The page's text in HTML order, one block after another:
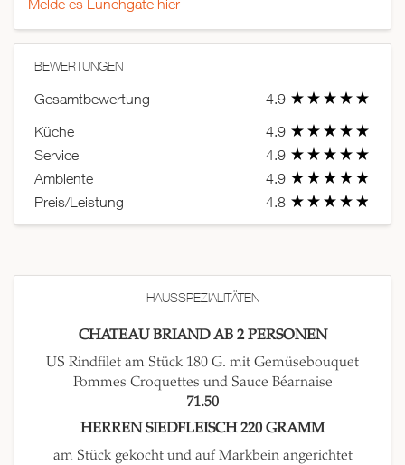
Melde es Lunchgate hier
BEWERTUNGEN
Gesamtbewertung
4.9
Küche
4.9
Service
4.9
Ambiente
4.9
Preis/Leistung
4.8
HAUSSPEZIALITÄTEN
CHATEAU BRIAND AB 2 PERSONEN
US Rindfilet am Stück 180 G. mit Gemüsebouquet
Pommes Croquettes und Sauce Béarnaise
71.50
HERREN SIEDFLEISCH 220 GRAMM
am Stück gekocht und auf Markbein angerichtet